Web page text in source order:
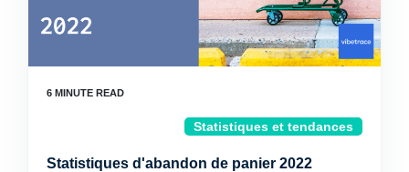
Statistiques et tendances
Statistiques d'abandon de panier 2022